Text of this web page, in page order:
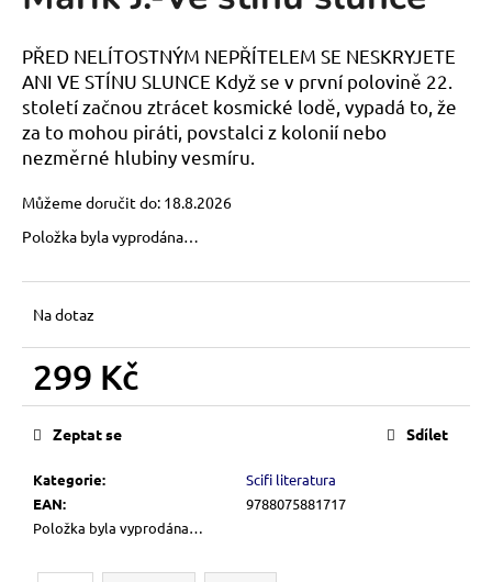
5
hvězdiček.
PŘED NELÍTOSTNÝM NEPŘÍTELEM SE NESKRYJETE
ANI VE STÍNU SLUNCE Když se v první polovině 22.
století začnou ztrácet kosmické lodě, vypadá to, že
za to mohou piráti, povstalci z kolonií nebo
nezměrné hlubiny vesmíru.
Můžeme doručit do: 18.8.2026
Položka byla vyprodána…
Na dotaz
299 Kč
Měrná
Kategorie:
Scifi literatura
EAN:
9788075881717
Položka byla vyprodána…
Zeptat se Sdílet
j
í
t
?
D
o
p
o
u
u